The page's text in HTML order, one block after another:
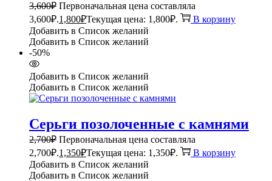
3,600₽ Первоначальная цена составляла
3,600₽.1,800₽Текущая цена: 1,800₽.
В корзину
Добавить в Список желаний
Добавить в Список желаний
-50%
Добавить в Список желаний
Добавить в Список желаний
Серьги позолоченные с камнями
2,700₽ Первоначальная цена составляла
2,700₽.1,350₽Текущая цена: 1,350₽.
В корзину
Добавить в Список желаний
Добавить в Список желаний